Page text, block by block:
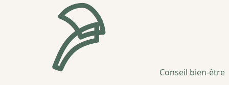
Conseil bien-être